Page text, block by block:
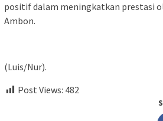
positif dalam meningkatkan prestasi
Ambon.
(Luis/Nur).
Post Views: 482